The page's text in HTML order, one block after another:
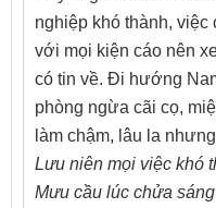
nghiệp khó thành, việc
với mọi kiện cáo nên
có tin về. Đi hướng
phòng ngừa cãi cọ,
làm chậm, lâu la
Lưu niên mọi việc khó
Mưu cầu lúc chửa